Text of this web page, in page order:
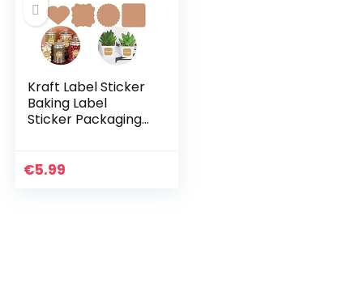
Kraft Label Sticker
Baking Label
Sticker Packaging
Sticker Label
€5.99